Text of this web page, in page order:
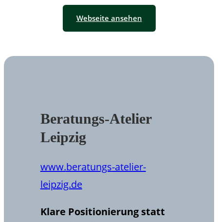
Webseite ansehen
Beratungs-Atelier
Leipzig
www.beratungs-atelier-
leipzig.de
Klare Positionierung statt